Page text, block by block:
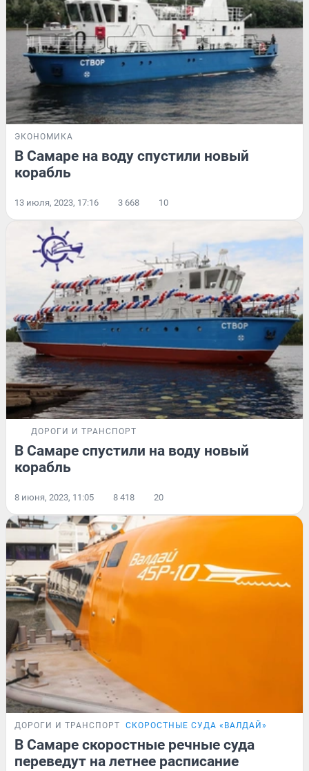
ЭКОНОМИКА
В Самаре на воду спустили новый
корабль
13 июля, 2023, 17:16 3 668 10
ДОРОГИ И ТРАНСПОРТ
В Самаре спустили на воду новый
корабль
8 июня, 2023, 11:05 8 418 20
ДОРОГИ И ТРАНСПОРТ СКОРОСТНЫЕ СУДА «ВАЛДАЙ»
В Самаре скоростные речные суда
переведут на летнее расписание